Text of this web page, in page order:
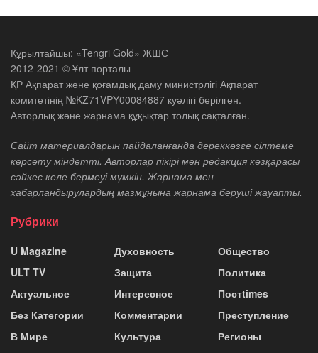
Құрылтайшы: «Tengri Gold» ЖШС
2012-2021 © Ұлт порталы
ҚР Ақпарат және қоғамдық даму министрлігі Ақпарат
комитетінің №KZ71VPY00084887 куәлігі берілген.
Авторлық және жарнама құқықтар толық сақталған.
Сайт материалдарын пайдаланғанда дереккөзге сілтеме
көрсету міндетті. Авторлар пікірі мен редакция көзқарасы
сәйкес келе бермеуі мүмкін. Жарнама мен
хабарландырулардың мазмұнына жарнама беруші жауапты.
Рубрики
U Magazine
ULT TV
Актуальное
Без Категории
В Мире
Духовность
Защита
Интересное
Комментарии
Культура
Общество
Политика
Постtimes
Преступление
Регионы